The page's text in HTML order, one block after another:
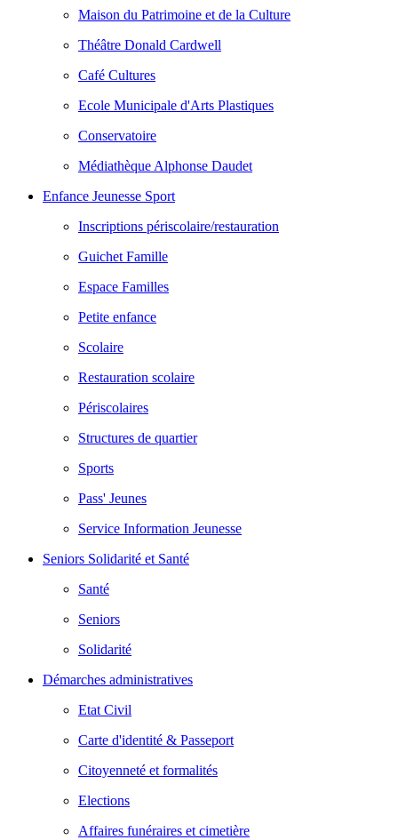
Maison du Patrimoine et de la Culture
Théâtre Donald Cardwell
Café Cultures
Ecole Municipale d'Arts Plastiques
Conservatoire
Médiathèque Alphonse Daudet
Enfance Jeunesse Sport
Inscriptions périscolaire/restauration
Guichet Famille
Espace Familles
Petite enfance
Scolaire
Restauration scolaire
Périscolaires
Structures de quartier
Sports
Pass' Jeunes
Service Information Jeunesse
Seniors Solidarité et Santé
Santé
Seniors
Solidarité
Démarches administratives
Etat Civil
Carte d'identité & Passeport
Citoyenneté et formalités
Elections
Affaires funéraires et cimetière